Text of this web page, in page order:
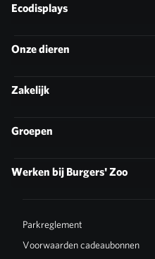
Ecodisplays
Onze dieren
Zakelijk
Groepen
Werken bij Burgers' Zoo
Parkreglement
Voorwaarden cadeaubonnen